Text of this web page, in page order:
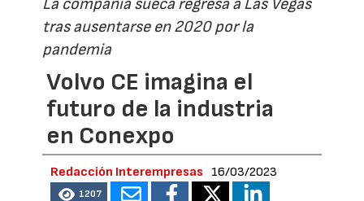
La compañía sueca regresa a Las Vegas
tras ausentarse en 2020 por la
pandemia
Volvo CE imagina el
futuro de la industria
en Conexpo
Redacción Interempresas 16/03/2023
1207